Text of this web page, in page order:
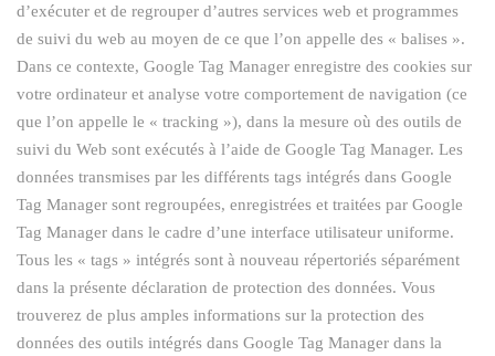
d’exécuter et de regrouper d’autres services web et programmes
de suivi du web au moyen de ce que l’on appelle des « balises ».
Dans ce contexte, Google Tag Manager enregistre des cookies sur
votre ordinateur et analyse votre comportement de navigation (ce
que l’on appelle le « tracking »), dans la mesure où des outils de
suivi du Web sont exécutés à l’aide de Google Tag Manager. Les
données transmises par les différents tags intégrés dans Google
Tag Manager sont regroupées, enregistrées et traitées par Google
Tag Manager dans le cadre d’une interface utilisateur uniforme.
Tous les « tags » intégrés sont à nouveau répertoriés séparément
dans la présente déclaration de protection des données. Vous
trouverez de plus amples informations sur la protection des
données des outils intégrés dans Google Tag Manager dans la